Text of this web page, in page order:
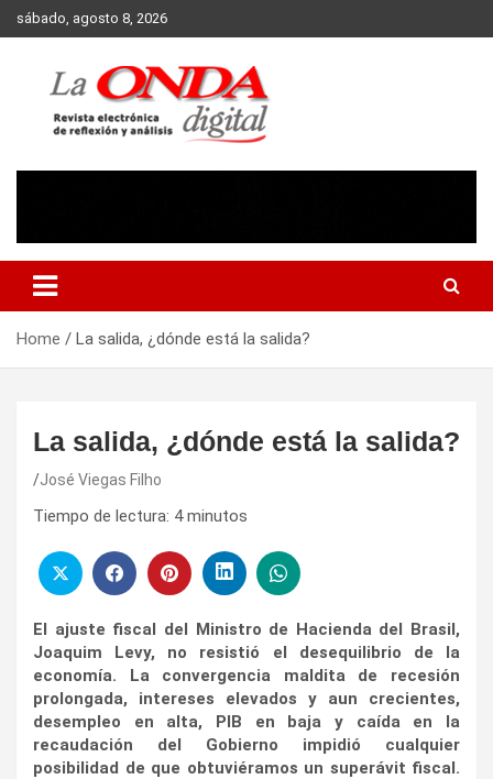
Skip
to
sábado, agosto 8, 2026
Home La salida, ¿dónde está la salida?
La salida, ¿dónde está la salida?
José Viegas Filho
Tiempo de lectura: 4 minutos
El ajuste fiscal del Ministro de Hacienda del Brasil,
Joaquim Levy, no resistió el desequilibrio de la
economía. La convergencia maldita de recesión
prolongada, intereses elevados y aun crecientes,
desempleo en alta, PIB en baja y caída en la
recaudación del Gobierno impidió cualquier
posibilidad de que obtuviéramos un superávit fiscal.